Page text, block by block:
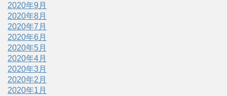
2020年9月
2020年8月
2020年7月
2020年6月
2020年5月
2020年4月
2020年3月
2020年2月
2020年1月